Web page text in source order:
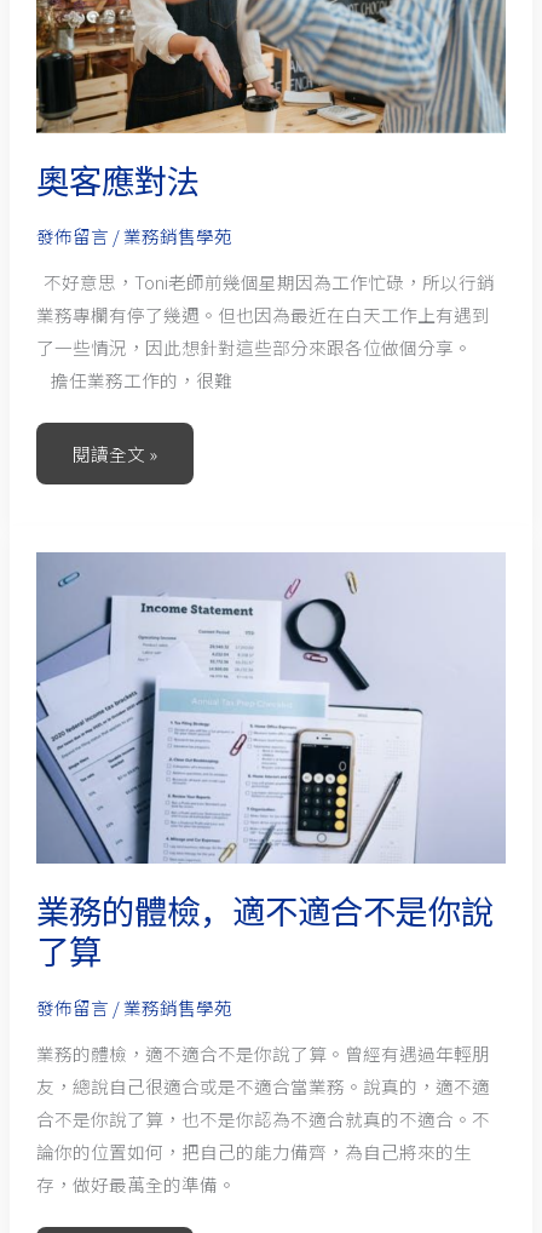
奧客應對法
發佈留言 /業務銷售學苑
不好意思，Toni老師前幾個星期因為工作忙碌，所以行銷
業務專欄有停了幾週。但也因為最近在白天工作上有遇到
了一些情況，因此想針對這些部分來跟各位做個分享。
擔任業務工作的，很難
閱讀全文 »
業務的體檢，適不適合不是你說
了算
發佈留言 /業務銷售學苑
業務的體檢，適不適合不是你說了算。曾經有遇過年輕朋
友，總說自己很適合或是不適合當業務。說真的，適不適
合不是你說了算，也不是你認為不適合就真的不適合。不
論你的位置如何，把自己的能力備齊，為自己將來的生
存，做好最萬全的準備。
業
的
體
適
不
適
合
不
是
你
說
算